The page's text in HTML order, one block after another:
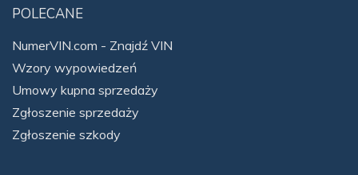
POLECANE
NumerVIN.com - Znajdź VIN
Wzory wypowiedzeń
Umowy kupna sprzedaży
Zgłoszenie sprzedaży
Zgłoszenie szkody